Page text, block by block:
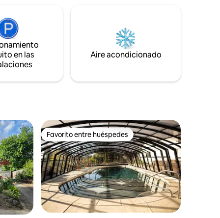
largas,
en
en las
Aire acondicionado
Favorito entre huéspedes
Favorito entre huéspedes